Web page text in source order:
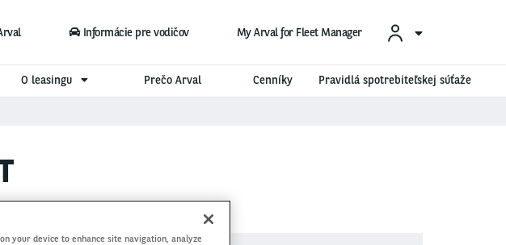
Informácie pre vodičov My Arval for Fleet Manager
O leasingu Prečo Arval Cenníky Pravidlá spotrebiteľskej súťaže
your device to enhance site navigation, analyze